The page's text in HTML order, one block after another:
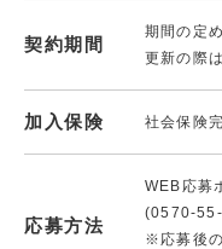
契約期間
期間の定
更新の際
加入保険 社会保険
応募方法
WEB応募
(0570-55-
※応募後